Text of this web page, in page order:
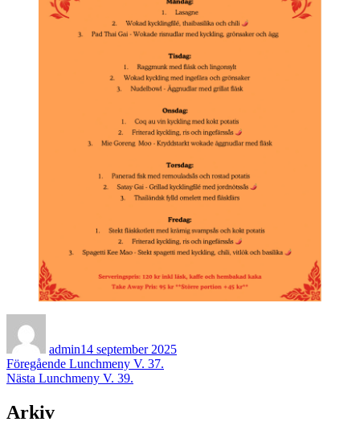
admin14 september 2025
Inläggsnavigering
Föregående Föregående
inlägg:
Lunchmeny V. 37.
Nästa Nästa
Lunchmeny V. 39.
Arkiv